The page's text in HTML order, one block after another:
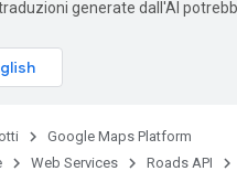
generate dall'AI
Google Maps Platform
Web Services Roads API